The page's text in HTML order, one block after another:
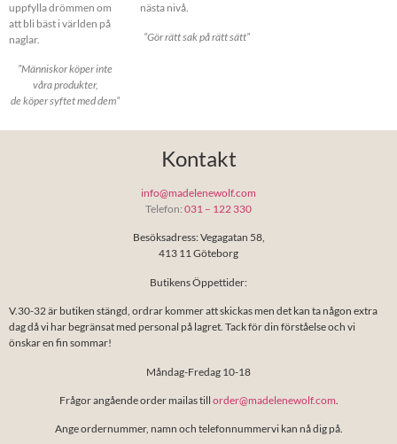
uppfylla drömmen om
att bli bäst i världen på
naglar.
”Människor köper inte
våra produkter,
de köper syftet med dem”
nästa nivå.
”Gör rätt sak på rätt sätt”
Kontakt
info@madelenewolf.com
Telefon: 031 – 122 330
Besöksadress: Vegagatan 58,
413 11 Göteborg
Butikens Öppettider:
V.30-32 är butiken stängd, ordrar kommer att skickas men det kan ta någon extra
dag då vi har begränsat med personal på lagret. Tack för din förståelse och vi
önskar en fin sommar!
Måndag-Fredag 10-18
Frågor angående order mailas till order@madelenewolf.com
Ange ordernummer, namn och telefonnummervi kan nå dig på.